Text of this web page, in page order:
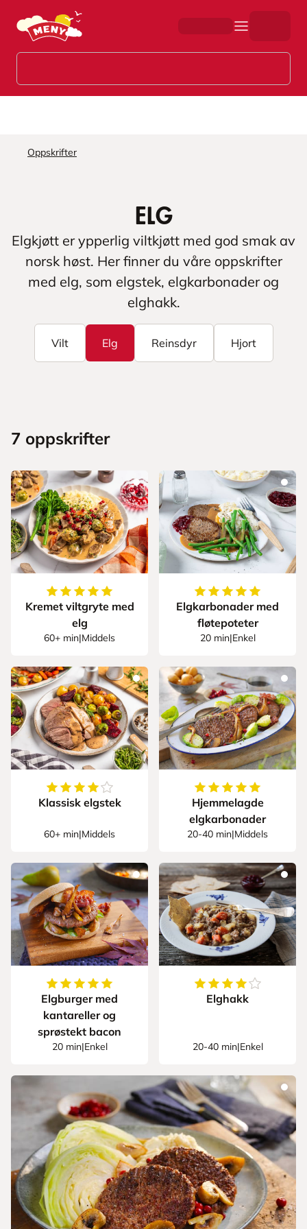
Hopp til hovedinnhold
Oppskrifter
Elg
Elgkjøtt er ypperlig viltkjøtt med god smak av
norsk høst. Her finner du våre oppskrifter
med elg, som elgstek, elgkarbonader og
elghakk.
Vilt Elg Reinsdyr Hjort
7 oppskrifter
5av5stjerner
Kremet viltgryte med
elg
60+ min|Middels
5av5stjerner
Elgkarbonader med
fløtepoteter
20 min|Enkel
4.25av 5stjerner
Klassisk elgstek
60+ min|Middels
5av5stjerner
Hjemmelagde
elgkarbonader
20-40 min|Middels
5av5stjerner
Elgburger med
kantareller og
sprøstekt bacon
20 min|Enkel
4.333333333333333
Elghakk
20-40 min|Enkel